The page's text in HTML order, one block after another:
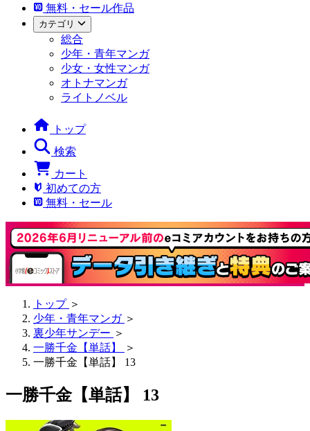
無料・セール作品
カテゴリ
総合
少年・青年マンガ
少女・女性マンガ
オトナマンガ
ライトノベル
トップ
検索
カート
初めての方
無料・セール
トップ ＞
少年・青年マンガ ＞
裏少年サンデー ＞
一勝千金【単話】
＞
一勝千金【単話】 13
一勝千金【単話】 13